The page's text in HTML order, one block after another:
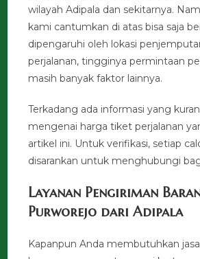
wilayah Adipala dan sekitarnya.
kami cantumkan di atas bisa saja
dipengaruhi oleh lokasi
perjalanan, tingginya permintaan
masih banyak faktor lainnya.
Terkadang ada informasi yang
mengenai harga tiket perjalanan
artikel ini. Untuk verifikasi, setiap
disarankan untuk menghubungi
Layanan Pengiriman
Purworejo dari Adipala
Kapanpun Anda membutuhkan